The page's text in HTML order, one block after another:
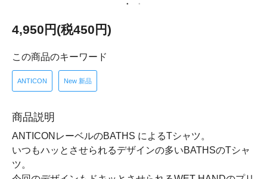
4,950円(税450円)
この商品のキーワード
ANTICON New 新品
商品説明
ANTICONレーベルのBATHS によるTシャツ。
いつもハッとさせられるデザインの多いBATHSのTシャ
ツ。